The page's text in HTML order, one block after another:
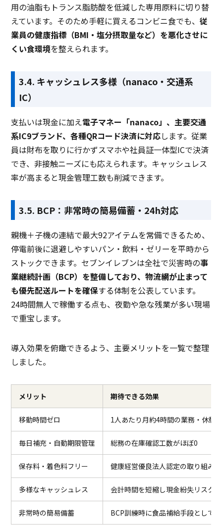
用の油脂もトランス脂肪酸を低減した専用原料に切り替
えています。そのため手軽に買えるコンビニ食でも、従
業員の健康指標（BMI・塩分摂取量など）を悪化させに
くい食環境を整えられます。
3.4. キャッシュレス多様（nanaco・交通系
IC）
支払いは現金に加え電子マネー「nanaco」、主要交通
系IC9ブランド、各種QRコード決済に対応します。従業
員は財布を取りに行かずスマホや社員証一体型ICで決済
でき、非接触ニーズにも応えられます。キャッシュレス
率が高まると現金管理工数も削減できます。
3.5. BCP：非常時の簡易備蓄・24h対応
親機＋子機の連結で最大92アイテムを常備できるため、
停電前後に退避しやすいパン・飲料・ゼリーを平時から
ストックできます。セブンイレブンは全社で災害時の事
業継続計画（BCP）を整備しており、物流網が止まって
も優先配送ルートを確保する体制を公表しています。
24時間無人で稼働する点も、夜勤や急な残業が多い現場
で重宝します。
導入効果を俯瞰できるよう、主要メリットを一覧で整理
しました。
メリット 期待できる効果
移動時間ゼロ 1人あたり月約4時間の業務・休憩
毎日補充・自動期限管理 総務の在庫確認工数がほぼ0
保存料・着色料フリー 健康経営優良法人認定の取り組み
多様なキャッシュレス 会計時間を短縮し現金紛失リスク
非常時の簡易備蓄 BCP訓練時に食品補給手段として